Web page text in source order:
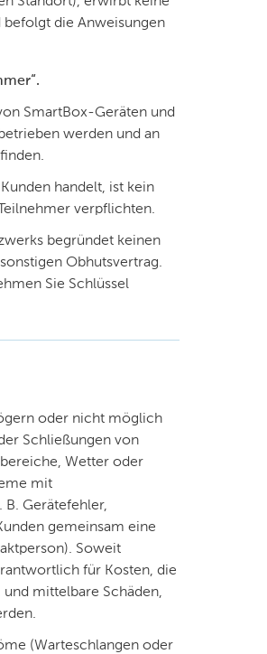
befolgt die Anweisungen
SmartBox-Geräten und
werden und an
handelt, ist kein
verpflichten.
begründet keinen
Obhutsvertrag.
Sie Schlüssel
oder nicht möglich
Schließungen von
Wetter oder
mit
Gerätefehler,
gemeinsam eine
Soweit
für Kosten, die
mittelbare Schäden,
(Warteschlangen oder